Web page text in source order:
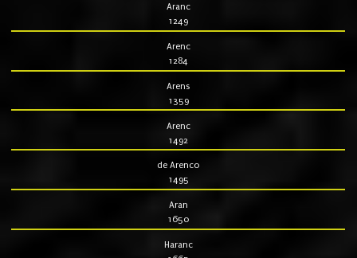
Aranc
1249
Arenc
1284
Arens
1359
Arenc
1492
de Arenco
1495
Aran
1650
Haranc